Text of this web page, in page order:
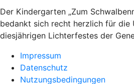
Der Kindergarten „Zum
bedankt sich recht herzlich für die
diesjährigen Lichterfestes der
Impressum
Datenschutz
Nutzungsbedingungen